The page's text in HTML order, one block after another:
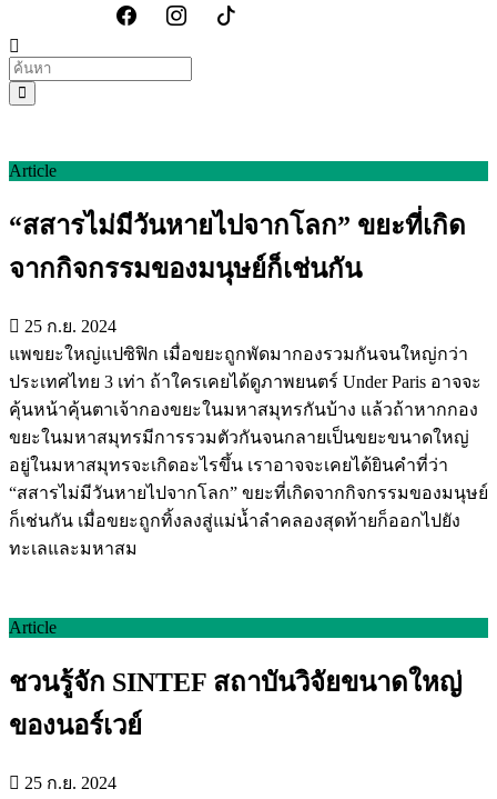
Article
“สสารไม่มีวันหายไปจากโลก” ขยะที่เกิด
จากกิจกรรมของมนุษย์ก็เช่นกัน
25 ก.ย. 2024
แพขยะใหญ่แปซิฟิก เมื่อขยะถูกพัดมากองรวมกันจนใหญ่กว่า
ประเทศไทย 3 เท่า ถ้าใครเคยได้ดูภาพยนตร์ Under Paris อาจจะ
คุ้นหน้าคุ้นตาเจ้ากองขยะในมหาสมุทรกันบ้าง แล้วถ้าหากกอง
ขยะในมหาสมุทรมีการรวมตัวกันจนกลายเป็นขยะขนาดใหญ่
อยู่ในมหาสมุทรจะเกิดอะไรขึ้น เราอาจจะเคยได้ยินคำที่ว่า
“สสารไม่มีวันหายไปจากโลก” ขยะที่เกิดจากกิจกรรมของมนุษย์
ก็เช่นกัน เมื่อขยะถูกทิ้งลงสู่แม่น้ำลำคลองสุดท้ายก็ออกไปยัง
ทะเลและมหาสม
Article
ชวนรู้จัก SINTEF สถาบันวิจัยขนาดใหญ่
ของนอร์เวย์
25 ก.ย. 2024